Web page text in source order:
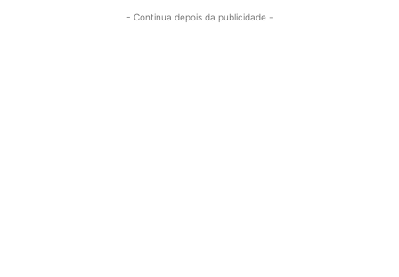
- Continua depois da publicidade -